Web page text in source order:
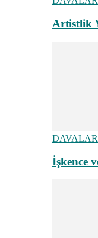
Artistlik
DAVALAR
İşkence